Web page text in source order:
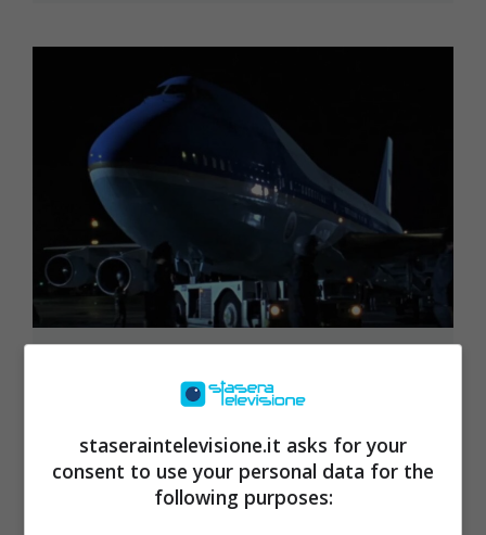
USA: il mondo col fiato sospeso
segue tutto in tv
18 Ottobre 2025
staseraintelevisione.it asks for your
consent to use your personal data for the
following purposes: